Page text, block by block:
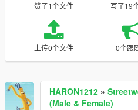
赞了1个文件 写了19
上传0个文件 0个跟
HARON1212 »
(Male & Female)